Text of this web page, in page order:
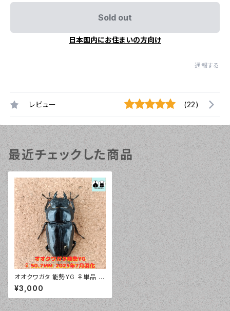
Sold out
日本国内にお住まいの方向け
通報する
レビュー (22)
最近チェックした商品
オオクワガタ 能勢YG ♀単品 5
0.7mm 新成虫
¥3,000